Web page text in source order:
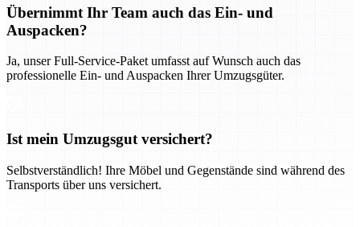
Übernimmt Ihr Team auch das Ein- und
Auspacken?
Ja, unser Full-Service-Paket umfasst auf Wunsch auch das
professionelle Ein- und Auspacken Ihrer Umzugsgüter.
Ist mein Umzugsgut versichert?
Selbstverständlich! Ihre Möbel und Gegenstände sind während des
Transports über uns versichert.